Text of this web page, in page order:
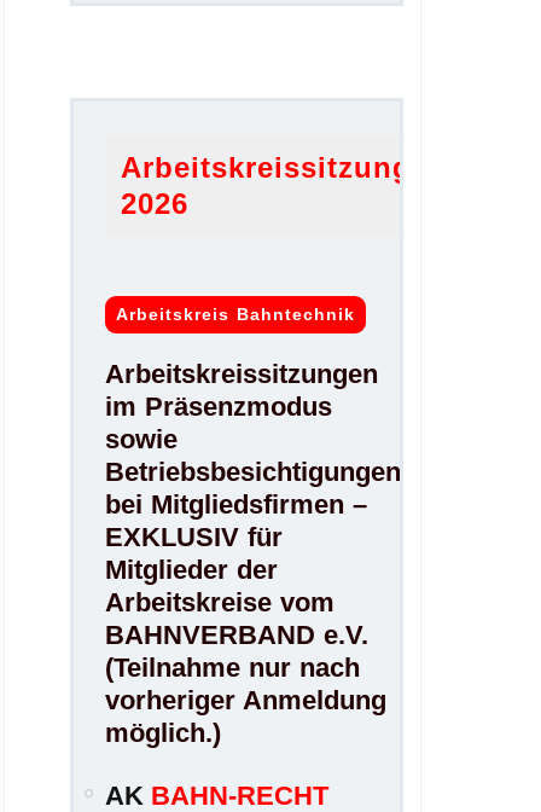
Arbeitskreissitzungen
2026
Arbeitskreis Bahntechnik
Arbeitskreissitzungen
im Präsenzmodus
sowie
Betriebsbesichtigungen
bei Mitgliedsfirmen –
EXKLUSIV für
Mitglieder der
Arbeitskreise vom
BAHNVERBAND e.V.
(Teilnahme nur nach
vorheriger Anmeldung
möglich.)
AK BAHN-RECHT